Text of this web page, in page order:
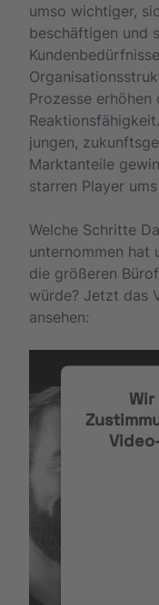
umso wichtiger,
beschäftigen und
Prozesse erhöhen
jungen,
Marktanteile
starren Player
Welche Schritte
unternommen hat
die größeren
würde? Jetzt das
ansehen: